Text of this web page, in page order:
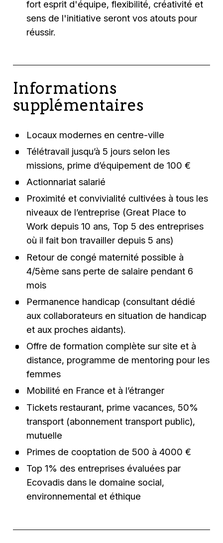
fort esprit d'équipe, flexibilité, créativité et
sens de l'initiative seront vos atouts pour
réussir.
Informations
supplémentaires
Locaux modernes en centre-ville
Télétravail jusqu’à 5 jours selon les
missions, prime d’équipement de 100 €
Actionnariat salarié
Proximité et convivialité cultivées à tous les
niveaux de l’entreprise (Great Place to
Work depuis 10 ans, Top 5 des entreprises
où il fait bon travailler depuis 5 ans)
Retour de congé maternité possible à
4/5ème sans perte de salaire pendant 6
mois
Permanence handicap (consultant dédié
aux collaborateurs en situation de handicap
et aux proches aidants).
Offre de formation complète sur site et à
distance, programme de mentoring pour les
femmes
Mobilité en France et à l’étranger
Tickets restaurant, prime vacances, 50%
transport (abonnement transport public),
mutuelle
Primes de cooptation de 500 à 4000 €
Top 1% des entreprises évaluées par
Ecovadis dans le domaine social,
environnemental et éthique